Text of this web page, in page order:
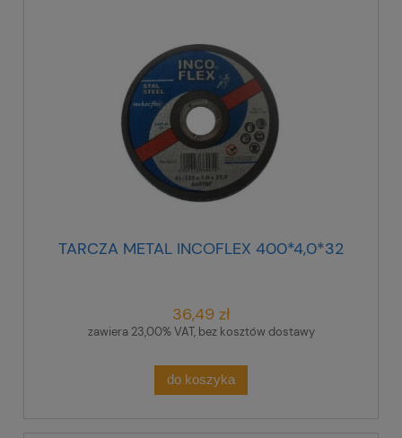
TARCZA METAL INCOFLEX 400*4,0*32
36,49 zł
zawiera 23,00% VAT, bez kosztów dostawy
do koszyka